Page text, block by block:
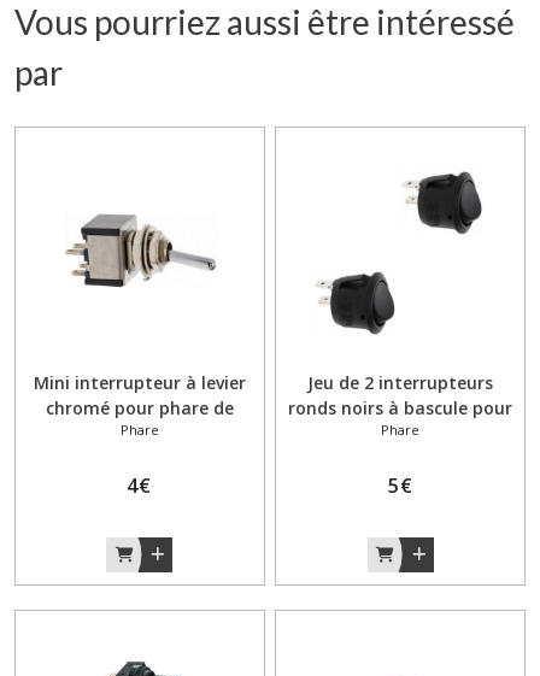
Vous pourriez aussi être intéressé
par
Mini interrupteur à levier
chromé pour phare de
vélomoteur ou de moto
Phare
4€
Jeu de 2 interrupteurs
ronds noirs à bascule pour
phares de vélomoteur ou de
Phare
5€